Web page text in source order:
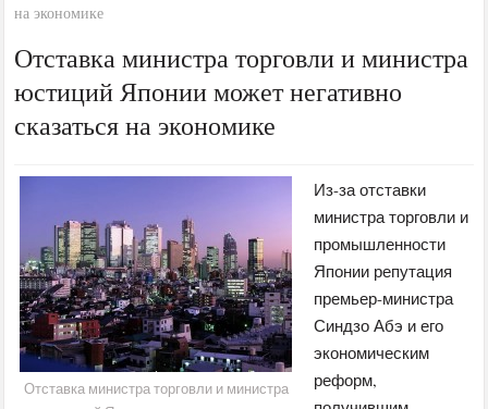
на экономике
Отставка министра торговли и министра
юстиций Японии может негативно
сказаться на экономике
Отставка министра торговли и министра
Из-за отставки
министра торговли и
промышленности
Японии репутация
премьер-министра
Синдзо Абэ и его
экономическим
реформ,